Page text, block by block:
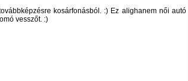
kosárfonásból. :) Ez alighanem női autó
vesszőt. :)